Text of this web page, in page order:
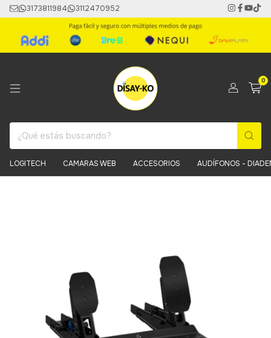
3173811984 3112470952
0
LOGITECH CAMARAS WEB ACCESORIOS AUDÍFONOS -